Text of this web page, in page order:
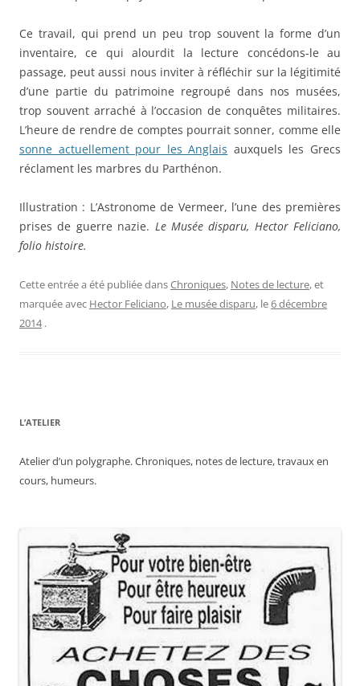
Ce travail, qui prend un peu trop souvent la forme d’un
inventaire, ce qui alourdit la lecture concédons-le au
passage, peut aussi nous inviter à réfléchir sur la légitimité
d’une partie du patrimoine regroupé dans nos musées,
trop souvent arraché à l’occasion de conquêtes militaires.
L’heure de rendre de comptes pourrait sonner, comme elle
sonne actuellement pour les Anglais auxquels les Grecs
réclament les marbres du Parthénon.
Illustration : L’Astronome de Vermeer, l’une des premières
prises de guerre nazie. Le Musée disparu, Hector Feliciano,
folio histoire.
Cette entrée a été publiée dansChroniques, Notes de lecture, et
marquée avec Hector Feliciano, Le musée disparu, le6 décembre
2014 .
L’ATELIER
Atelier d’un polygraphe. Chroniques, notes de lecture, travaux en
cours, humeurs.